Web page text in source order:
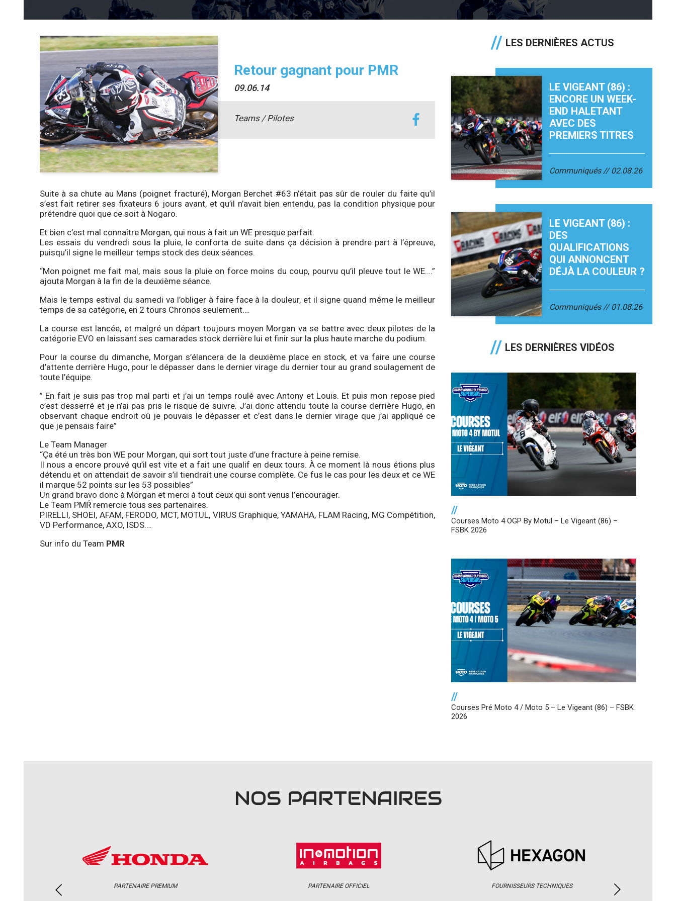
Retour gagnant pour PMR
09.06.14
Teams / Pilotes
Suite à sa chute au Mans (poignet fracturé), Morgan Berchet #63 n’était pas sûr de rouler du faite qu’il
s’est fait retirer ses fixateurs 6 jours avant, et qu’il n’avait bien entendu, pas la condition physique pour
prétendre quoi que ce soit à Nogaro.
Et bien c’est mal connaître Morgan, qui nous à fait un WE presque parfait.
Les essais du vendredi sous la pluie, le conforta de suite dans ça décision à prendre part à l’épreuve,
puisqu’il signe le meilleur temps stock des deux séances.
“Mon poignet me fait mal, mais sous la pluie on force moins du coup, pourvu qu’il pleuve tout le WE….”
ajouta Morgan à la fin de la deuxième séance.
Mais le temps estival du samedi va l’obliger à faire face à la douleur, et il signe quand même le meilleur
temps de sa catégorie, en 2 tours Chronos seulement….
La course est lancée, et malgré un départ toujours moyen Morgan va se battre avec deux pilotes de la
catégorie EVO en laissant ses camarades stock derrière lui et finir sur la plus haute marche du podium.
Pour la course du dimanche, Morgan s’élancera de la deuxième place en stock, et va faire une course
d’attente derrière Hugo, pour le dépasser dans le dernier virage du dernier tour au grand soulagement de
toute l’équipe.
” En fait je suis pas trop mal parti et j’ai un temps roulé avec Antony et Louis. Et puis mon repose pied
c’est desserré et je n’ai pas pris le risque de suivre. J’ai donc attendu toute la course derrière Hugo, en
observant chaque endroit où je pouvais le dépasser et c’est dans le dernier virage que j’ai appliqué ce
que je pensais faire”
Le Team Manager
“Ça été un très bon WE pour Morgan, qui sort tout juste d’une fracture à peine remise.
Il nous a encore prouvé qu’il est vite et a fait une qualif en deux tours. À ce moment là nous étions plus
détendu et on attendait de savoir s’il tiendrait une course complète. Ce fus le cas pour les deux et ce WE
il marque 52 points sur les 53 possibles”
Un grand bravo donc à Morgan et merci à tout ceux qui sont venus l’encourager.
Le Team PMŔ remercie tous ses partenaires.
PIRELLI, SHOEI, AFAM, FERODO, MCT, MOTUL, VIRUS Graphique, YAMAHA, FLAM Racing, MG Compétition,
VD Performance, AXO, ISDS….
Sur info du Team PMR
LES DERNIÈRES ACTUS
LE VIGEANT (86) :
ENCORE UN WEEK-
END HALETANT
AVEC DES
PREMIERS TITRES
Communiqués 02.08.26
LE VIGEANT (86) :
DES
QUALIFICATIONS
QUI ANNONCENT
DÉJÀ LA COULEUR ?
Communiqués 01.08.26
LES DERNIÈRES VIDÉOS
//
Courses Moto 4 OGP By Motul – Le Vigeant (86) –
FSBK 2026
//
Courses Pré Moto 4 / Moto 5 – Le Vigeant (86) – FSBK
2026
NOS PARTENAIRES
PARTENAIRE PREMIUM PARTENAIRE OFFICIEL FOURNISSEURS TECHNIQUES